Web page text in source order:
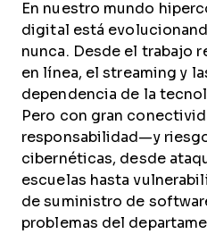
En nuestro mundo
digital está
nunca. Desde el trabajo
en línea, el streaming y
dependencia de la
Pero con gran
responsabilidad—y
cibernéticas, desde
escuelas hasta
de suministro de
problemas del